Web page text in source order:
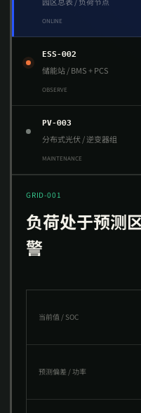
ONLINE
ESS-002
储能站 / BMS + PCS
OBSERVE
PV-003
分布式光伏 / 逆变器组
MAINTENANCE
GRID-001
负荷处于预测
警
当前值 / SOC
预测偏差 / 功率